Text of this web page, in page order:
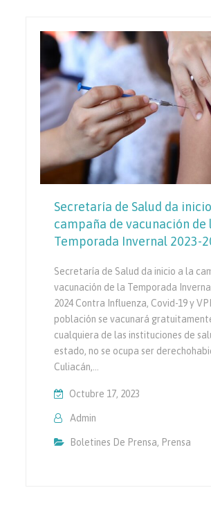
Secretaría de Salud da
campaña de vacunación de
Temporada Invernal 2023-
Secretaría de Salud da inicio a la
vacunación de la Temporada
2024 Contra Influenza, Covid-19 y
población se vacunará
cualquiera de las instituciones de
estado, no se ocupa ser
Culiacán,…
Octubre 17, 2023
Admin
Boletines De Prensa, Prensa